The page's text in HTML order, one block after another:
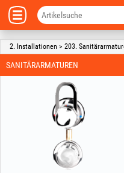
2. Installationen > 203.
SANITÄRARMATUREN